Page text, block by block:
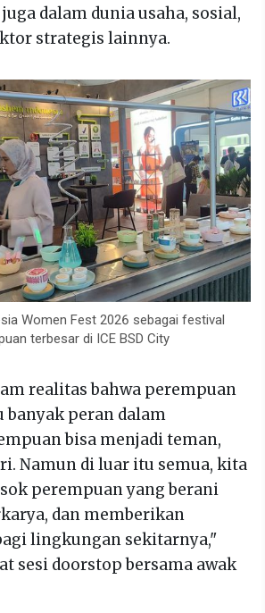
dalam dunia usaha, sosial,
strategis lainnya.
Women Fest 2026 sebagai festival
terbesar di ICE BSD City
realitas bahwa perempuan
peran dalam
bisa menjadi teman,
Namun di luar itu semua, kita
perempuan yang berani
dan memberikan
lingkungan sekitarnya,"
sesi doorstop bersama awak